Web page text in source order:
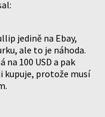
jedině na Ebay,
ale to je náhoda.
na 100 USD a pak
kupuje, protože musí